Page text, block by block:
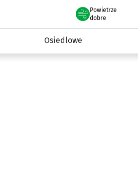
2019-2032
Powietrze
we Wrocławiu
dobre
Osiedlowe